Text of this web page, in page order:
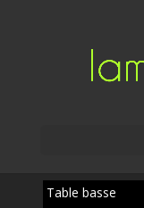
Table basse